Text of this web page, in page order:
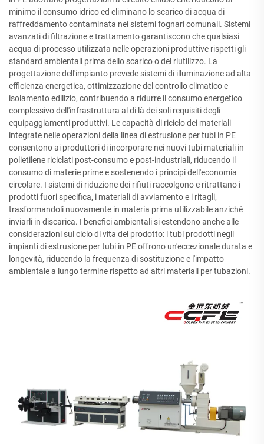
minimo il consumo idrico ed eliminano lo scarico di acqua di
raffreddamento contaminata nei sistemi fognari comunali. Sistemi
avanzati di filtrazione e trattamento garantiscono che qualsiasi
acqua di processo utilizzata nelle operazioni produttive rispetti gli
standard ambientali prima dello scarico o del riutilizzo. La
progettazione dell'impianto prevede sistemi di illuminazione ad alta
efficienza energetica, ottimizzazione del controllo climatico e
isolamento edilizio, contribuendo a ridurre il consumo energetico
complessivo dell'infrastruttura al di là dei soli requisiti degli
equipaggiamenti produttivi. Le capacità di riciclo dei materiali
integrate nelle operazioni della linea di estrusione per tubi in PE
consentono ai produttori di incorporare nei nuovi tubi materiali in
polietilene riciclati post-consumo e post-industriali, riducendo il
consumo di materie prime e sostenendo i principi dell'economia
circolare. I sistemi di riduzione dei rifiuti raccolgono e ritrattano i
prodotti fuori specifica, i materiali di avviamento e i ritagli,
trasformandoli nuovamente in materia prima utilizzabile anziché
inviarli in discarica. I benefici ambientali si estendono anche alle
considerazioni sul ciclo di vita del prodotto: i tubi prodotti negli
impianti di estrusione per tubi in PE offrono un'eccezionale durata e
longevità, riducendo la frequenza di sostituzione e l'impatto
ambientale a lungo termine rispetto ad altri materiali per tubazioni.